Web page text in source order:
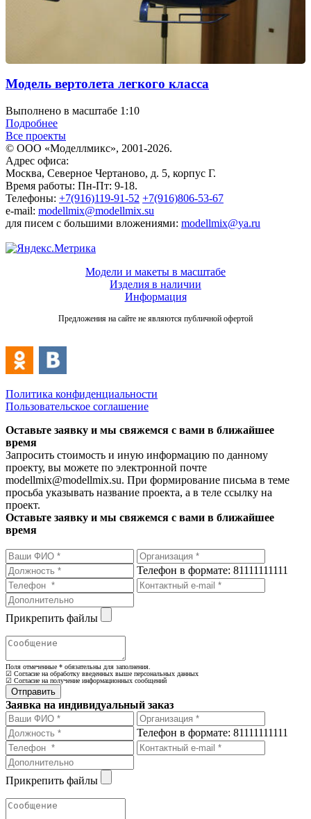
Модель вертолета легкого класса
Выполнено в масштабе 1:10
Подробнее
Все проекты
© ООО «Моделлмикс», 2001-2026.
Адрес офиса:
Москва, Северное Чертаново, д. 5, корпус Г.
Время работы: Пн-Пт: 9-18.
Телефоны: +7(916)119-91-52 +7(916)806-53-67
e-mail: modellmix@modellmix.su
для писем с большими вложениями: modellmix@ya.ru
Модели и макеты в масштабе
Изделия в наличии
Информация
Предложения на сайте не являются публичной офертой
Политика конфиденциальности
Пользовательское соглашение
Оставьте заявку и мы свяжемся с вами в ближайшее
время
Запросить стоимость и иную информацию по данному
проекту, вы можете по электронной почте
modellmix@modellmix.su. При формирование письма в теме
просьба указывать название проекта, а в теле ссылку на
проект.
Оставьте заявку и мы свяжемся с вами в ближайшее
время
Телефон в формате: 81111111111
Прикрепить файлы
Поля отмеченные * обязательны для заполнения.
☑ Согласие на обработку введенных выше персональных данных
☑ Согласие на получение информационных сообщений
Заявка на индивидуальный заказ
Телефон в формате: 81111111111
Прикрепить файлы